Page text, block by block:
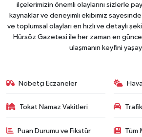
ilçelerimizin önemli olaylarını sizlerle
kaynaklar ve deneyimli ekibimiz
ve toplumsal olayları en hızlı ve detaylı
Hürsöz Gazetesi ile her zaman en
ulaşmanın keyfini
Nöbetçi Eczaneler
Tokat Namaz Vakitleri
Puan Durumu ve Fikstür Tüm